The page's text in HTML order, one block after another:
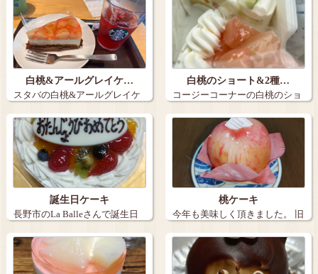
白桃&アールグレイケ…
スタバの白桃&アールグレイケ
ーキとアイス…
白桃のショート&2種…
コージーコーナーの白桃のショ
ートと2種の…
誕生日ケーキ
長野市のLa Balleさんで誕生日
ケー…
桃ケーキ
今年も美味しく頂きました。 旧
丸子の【…